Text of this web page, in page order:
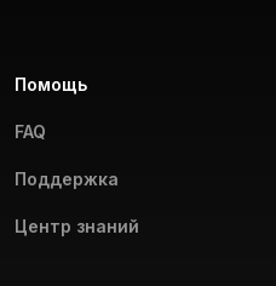
Помощь
FAQ
Поддержка
Центр знаний